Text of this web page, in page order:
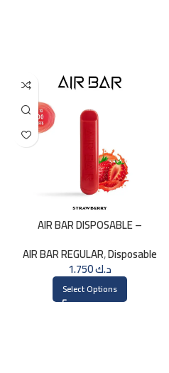
AIR BAR DISPOSABLE –
AIR BAR REGULAR,Disposable
د.ك1.750
Select Options